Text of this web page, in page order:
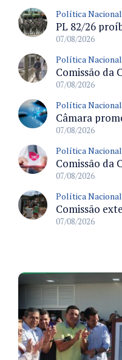
Política Nacional
07/08/2026
Política Nacional
07/08/2026
Política Nacional
07/08/2026
Política Nacional
07/08/2026
Política Nacional
07/08/2026